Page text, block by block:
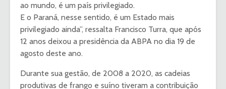
ao mundo, é um país privilegiado.
E o Paraná, nesse sentido, é um Estado mais
privilegiado ainda”, ressalta Francisco Turra, que após
12 anos deixou a presidência da ABPA no dia 19 de
agosto deste ano.
Durante sua gestão, de 2008 a 2020, as cadeias
produtivas de frango e suíno tiveram a contribuição